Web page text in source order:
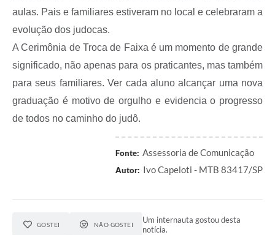
aulas. Pais e familiares estiveram no local e celebraram a
evolução dos judocas.
A Cerimônia de Troca de Faixa é um momento de grande
significado, não apenas para os praticantes, mas também
para seus familiares. Ver cada aluno alcançar uma nova
graduação é motivo de orgulho e evidencia o progresso
de todos no caminho do judô.
Fonte: Assessoria de Comunicação
Autor: Ivo Capeloti - MTB 83417/SP
GOSTEI NÃO GOSTEI
Um internauta gostou desta
notícia.